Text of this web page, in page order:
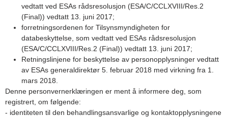
vedtatt ved ESAs rådsresolusjon (ESA/C/CCLXVIII/Res.2
(Final)) vedtatt 13. juni 2017;
forretningsordenen for Tilsynsmyndigheten for
databeskyttelse, som vedtatt ved ESAs rådsresolusjon
(ESA/C/CCLXVIII/Res.2 (Final)) vedtatt 13. juni 2017;
Retningslinjene for beskyttelse av personopplysninger vedtatt
av ESAs generaldirektør 5. februar 2018 med virkning fra 1.
mars 2018.
Denne personvernerklæringen er ment å informere deg, som
registrert, om følgende:
- identiteten til den behandlingsansvarlige og kontaktopplysningene